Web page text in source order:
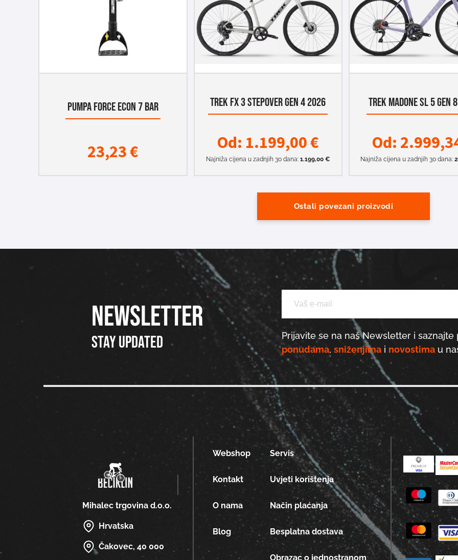
PUMPA FORCE ECON 7 BAR
23,23€
TREK FX 3 STEPOVER GEN 4 2026
Od: 1.199,00€
Najniža cijena u zadnjih 30 dana: 1.199,00 €
TREK MADONE SL 5 GEN
Od:
Najniža cijena u zadnjih 30 dana:
Ostali povezani proizvodi
NEWSLETTER
Stay updated
Prijavite se na naš Newsletter i
ponudama, sniženjimai novostimau
Mihalec trgovina d.o.o.
Hrvatska
Čakovec, 40 000
Webshop
Kontakt
O nama
Blog
Servis
Uvjeti korištenja
Način plaćanja
Besplatna dostava
Obrazac o jednostranom